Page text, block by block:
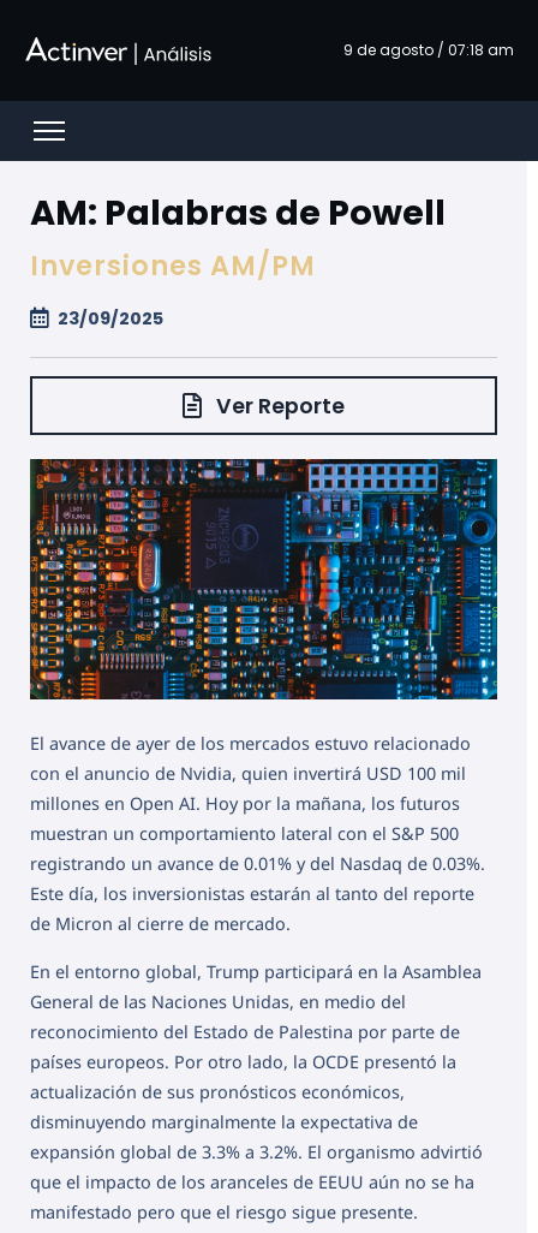
9 de agosto / 07:18 am
Open menu
AM: Palabras de Powell
Inversiones AM/PM
23/09/2025
Ver Reporte
El avance de ayer de los mercados estuvo relacionado
con el anuncio de Nvidia, quien invertirá USD 100 mil
millones en Open AI. Hoy por la mañana, los futuros
muestran un comportamiento lateral con el S&P 500
registrando un avance de 0.01% y del Nasdaq de 0.03%.
Este día, los inversionistas estarán al tanto del reporte
de Micron al cierre de mercado.
En el entorno global, Trump participará en la Asamblea
General de las Naciones Unidas, en medio del
reconocimiento del Estado de Palestina por parte de
países europeos. Por otro lado, la OCDE presentó la
actualización de sus pronósticos económicos,
disminuyendo marginalmente la expectativa de
expansión global de 3.3% a 3.2%. El organismo advirtió
que el impacto de los aranceles de EEUU aún no se ha
manifestado pero que el riesgo sigue presente.